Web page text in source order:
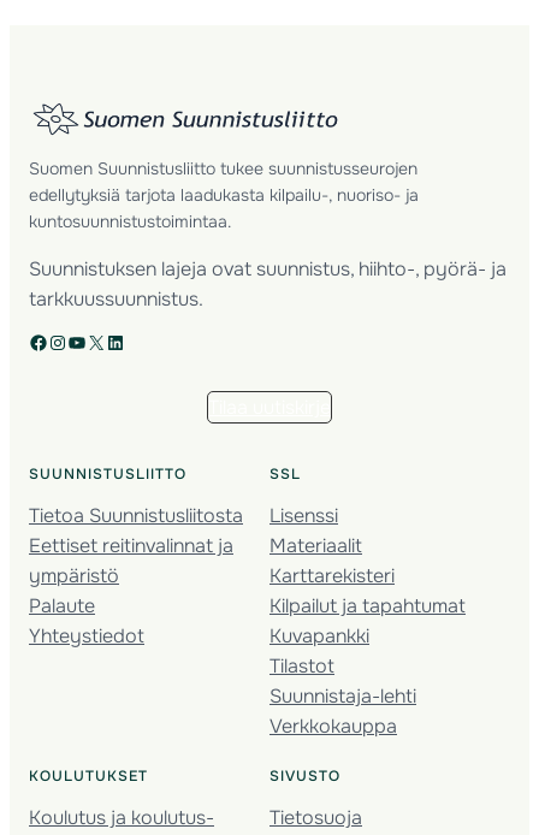
Suomen Suunnistusliitto tukee suunnistusseurojen
edellytyksiä tarjota laadukasta kilpailu-, nuoriso- ja
kuntosuunnistustoimintaa.
Suunnistuksen lajeja ovat suunnistus, hiihto-, pyörä- ja
tarkkuussuunnistus.
Facebook Instagram YouTube X LinkedIn
SUUNNISTUSLIITTO
Tietoa Suunnistusliitosta
Eettiset reitinvalinnat ja
ympäristö
Palaute
Yhteystiedot
SSL
Lisenssi
Materiaalit
Karttarekisteri
Kilpailut ja tapahtumat
Kuvapankki
Tilastot
Suunnistaja-lehti
Verkkokauppa
KOULUTUKSET
Koulutus ja koulutus­
SIVUSTO
Tietosuoja